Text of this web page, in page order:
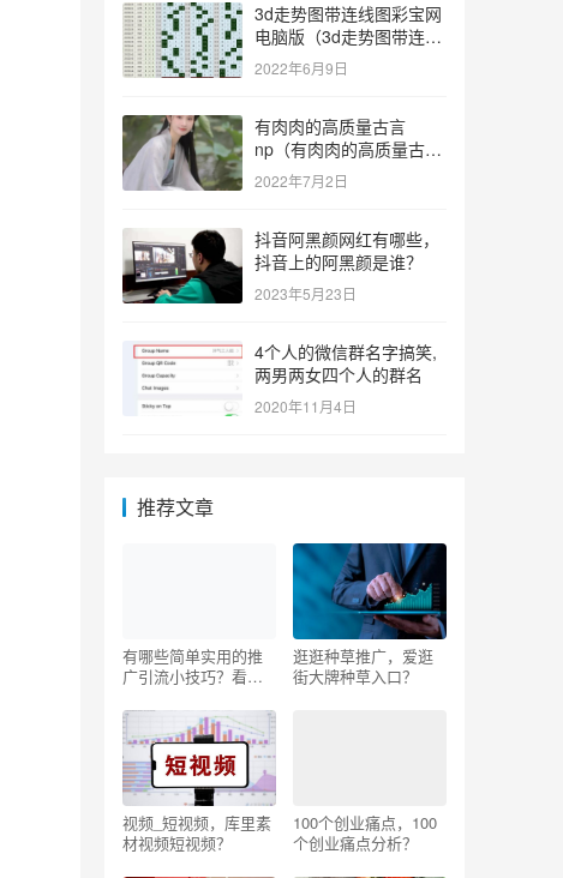
3d走势图带连线图彩宝网
电脑版（3d走势图带连线
图彩宝网手机版）
2022年6月9日
有肉肉的高质量古言
np（有肉肉的高质量古言
np推荐）
2022年7月2日
抖音阿黑颜网红有哪些，
抖音上的阿黑颜是谁？
2023年5月23日
4个人的微信群名字搞笑,
两男两女四个人的群名
2020年11月4日
推荐文章
有哪些简单实用的推
广引流小技巧？看看
逛逛种草推广，爱逛
街大牌种草入口？
视频_短视频，库里素
材视频短视频？
100个创业痛点，100
个创业痛点分析？